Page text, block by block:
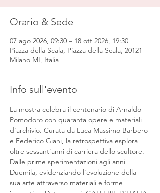
Orario & Sede
07 ago 2026, 09:30 – 18 ott 2026, 19:30
Piazza della Scala, Piazza della Scala, 20121
Milano MI, Italia
Info sull'evento
La mostra celebra il centenario di Arnaldo
Pomodoro con quaranta opere e materiali
d'archivio. Curata da Luca Massimo Barbero
e Federico Giani, la retrospettiva esplora
oltre sessant'anni di carriera dello scultore.
Dalle prime sperimentazioni agli anni
Duemila, evidenziando l'evoluzione della
sua arte attraverso materiali e forme